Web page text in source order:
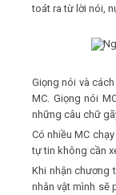
toát ra từ lời nói,
Giọng nói và
MC. Giọng nói
những câu chữ
Có nhiều MC
tự tin không cần
Khi nhận chương
nhân vật mình sẽ